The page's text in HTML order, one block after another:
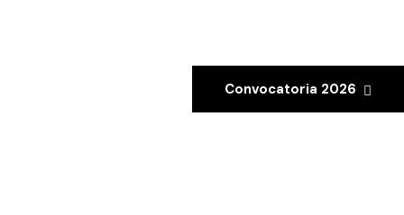
Convocatoria 2026